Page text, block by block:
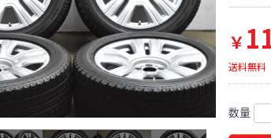
￥
送料無料
数量